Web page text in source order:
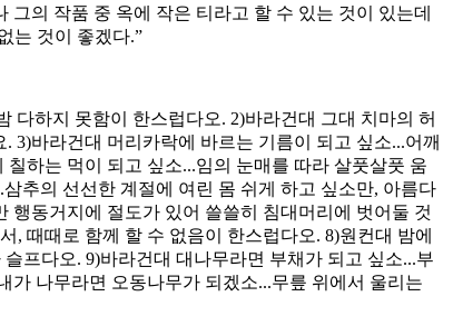
의 작품 중 옥에 작은 티라고 할 수 있는 것이 있는데
는 것이 좋겠다.”
다하지 못함이 한스럽다오. 2)바라건대 그대 치마의 허
3)바라건대 머리카락에 바르는 기름이 되고 싶소...어깨
하는 먹이 되고 싶소...임의 눈매를 따라 살풋살풋 움
추의 선선한 계절에 여린 몸 쉬게 하고 싶소만, 아름다
행동거지에 절도가 있어 쓸쓸히 침대머리에 벗어둘 것
때때로 함께 할 수 없음이 한스럽다오. 8)원컨대 밤에
프다오. 9)바라건대 대나무라면 부채가 되고 싶소...부
가 나무라면 오동나무가 되겠소...무릎 위에서 울리는